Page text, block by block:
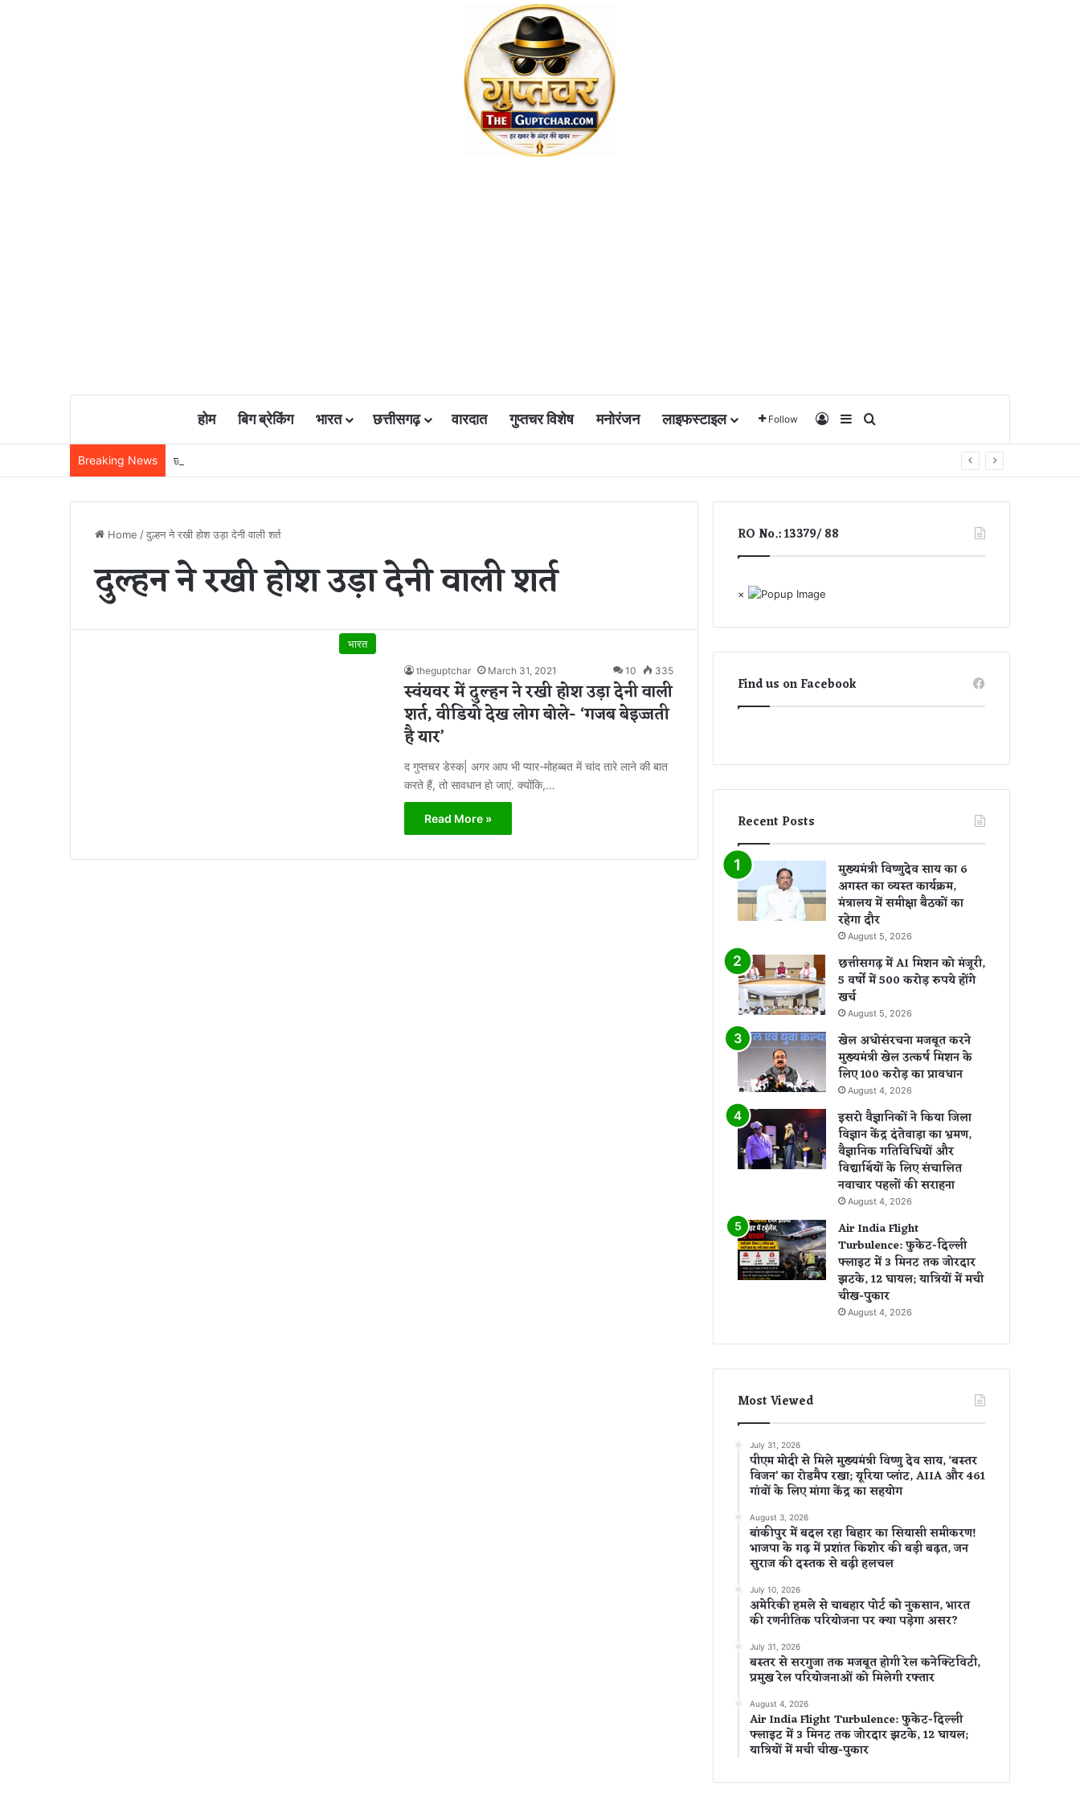
होम बिग ब्रेकिंग भारत छत्तीसगढ़ वारदात गुप्तचर विशेष मनोरंजन लाइफस्टाइल Follow Log InSidebar
Breaking News छत्तीसगढ़ में AI मिशन को मंजूरी, 5 वर्षों में 500 करोड़ रुपये होंगे खर्च
Home /दुल्हन ने रखी होश उड़ा देनी वाली शर्त
दुल्हन ने रखी होश उड़ा देनी वाली शर्त
भारत
theguptchar March 31, 2021 10 335
स्वंयवर में दुल्हन ने रखी होश उड़ा देनी वाली
शर्त, वीडियो देख लोग बोले- ‘गजब बेइज्जती
है यार’
द गुप्तचर डेस्क| अगर आप भी प्यार-मोहब्बत में चांद तारे लाने की बात
करते हैं, तो सावधान हो जाएं. क्योंकि,…
Read More »
RO No.: 13379/ 88
×
Find us on Facebook
Recent Posts
मुख्यमंत्री विष्णुदेव साय का 6
अगस्त का व्यस्त कार्यक्रम,
मंत्रालय में समीक्षा बैठकों का
रहेगा दौर
August 5, 2026
छत्तीसगढ़ में AI मिशन को मंजूरी,
5 वर्षों में 500 करोड़ रुपये होंगे
खर्च
August 5, 2026
खेल अधोसंरचना मजबूत करने
मुख्यमंत्री खेल उत्कर्ष मिशन के
लिए 100 करोड़ का प्रावधान
August 4, 2026
इसरो वैज्ञानिकों ने किया जिला
विज्ञान केंद्र दंतेवाड़ा का भ्रमण,
वैज्ञानिक गतिविधियों और
विद्यार्थियों के लिए संचालित
नवाचार पहलों की सराहना
August 4, 2026
Air India Flight
Turbulence: फुकेट-दिल्ली
फ्लाइट में 3 मिनट तक जोरदार
झटके, 12 घायल; यात्रियों में मची
चीख-पुकार
August 4, 2026
Most Viewed
July 31, 2026
पीएम मोदी से मिले मुख्यमंत्री विष्णु देव साय, ‘बस्तर
विजन’ का रोडमैप रखा; यूरिया प्लांट, AIIA और 461
गांवों के लिए मांगा केंद्र का सहयोग
August 3, 2026
बांकीपुर में बदल रहा बिहार का सियासी समीकरण!
भाजपा के गढ़ में प्रशांत किशोर की बड़ी बढ़त, जन
सुराज की दस्तक से बढ़ी हलचल
July 10, 2026
अमेरिकी हमले से चाबहार पोर्ट को नुकसान, भारत
की रणनीतिक परियोजना पर क्या पड़ेगा असर?
July 31, 2026
बस्तर से सरगुजा तक मजबूत होगी रेल कनेक्टिविटी,
प्रमुख रेल परियोजनाओं को मिलेगी रफ्तार
August 4, 2026
Air India Flight Turbulence: फुकेट-दिल्ली
फ्लाइट में 3 मिनट तक जोरदार झटके, 12 घायल;
यात्रियों में मची चीख-पुकार